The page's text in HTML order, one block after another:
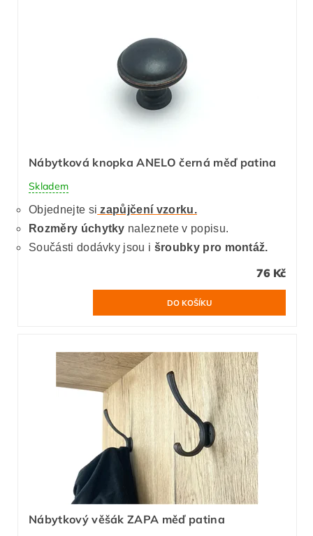
Nábytková knopka ANELO černá měď patina
Skladem
Objednejte si zapůjčení vzorku.
Rozměry úchytky naleznete v popisu.
Součásti dodávky jsou i šroubky pro montáž.
76 Kč
Nábytkový věšák ZAPA měď patina